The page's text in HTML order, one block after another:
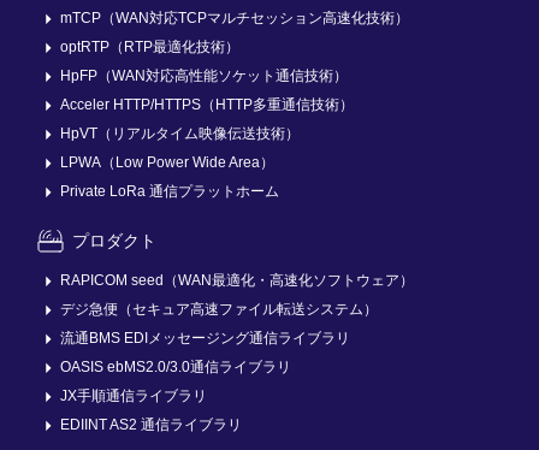
mTCP（WAN対応TCPマルチセッション高速化技術）
optRTP（RTP最適化技術）
HpFP（WAN対応高性能ソケット通信技術）
Acceler HTTP/HTTPS（HTTP多重通信技術）
HpVT（リアルタイム映像伝送技術）
LPWA（Low Power Wide Area）
Private LoRa 通信プラットホーム
プロダクト
RAPICOM seed（WAN最適化・高速化ソフトウェア）
デジ急便（セキュア高速ファイル転送システム）
流通BMS EDIメッセージング通信ライブラリ
OASIS ebMS2.0/3.0通信ライブラリ
JX手順通信ライブラリ
EDIINT AS2 通信ライブラリ